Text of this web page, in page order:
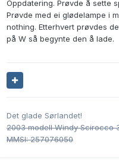
Oppdatering. Prøvde å sette
Prøvde med ei glødelampe i
nothing. Etterhvert prøvdes
på W så begynte den å lade.
Det glade Sørlandet!
2003 modell Windy Scirocco
MMSI: 257076050